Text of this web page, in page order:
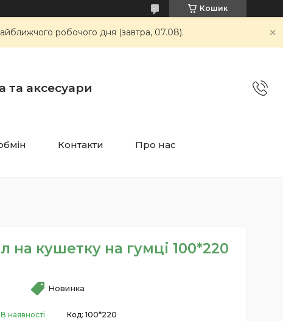
Кошик
робочого дня (завтра, 07.08).
та аксесуари
Контакти Про нас
на кушетку на гумці 100*220
Новинка
В наявності Код: 100*220